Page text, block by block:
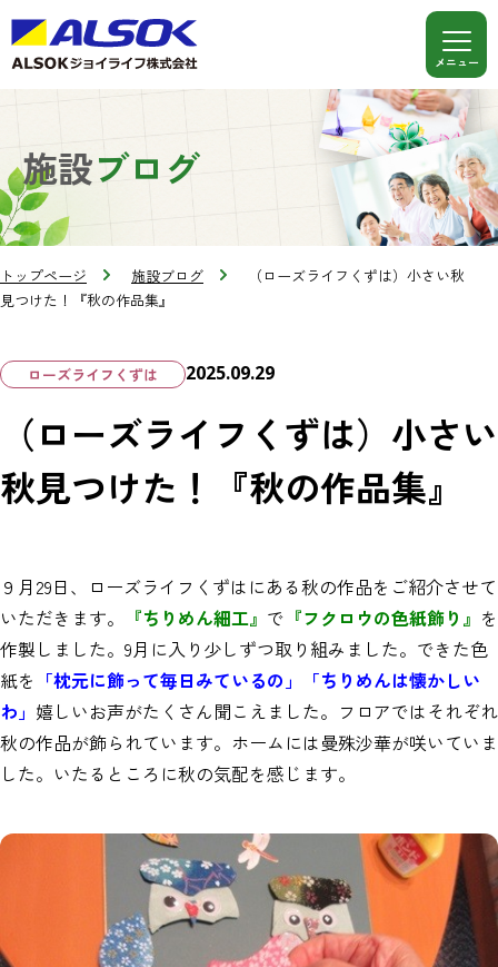
施設ブログ
トップページ 施設ブログ
（ローズライフくずは）小さい秋
見つけた！『秋の作品集』
ローズライフくずは 2025.09.29
（ローズライフくずは）小さい
秋見つけた！『秋の作品集』
９月29日、ローズライフくずはにある秋の作品をご紹介させて
いただきます。
『ちりめん細工』 で 『フクロウの色紙飾り』 を
作製しました。9月に入り少しずつ取り組みました。できた色
紙を 「枕元に飾って毎日みているの」「ちりめんは懐かしい
わ」 嬉しいお声がたくさん聞こえました。フロアではそれぞれ
秋の作品が飾られています。ホームには曼殊沙華が咲いていま
した。いたるところに秋の気配を感じます。